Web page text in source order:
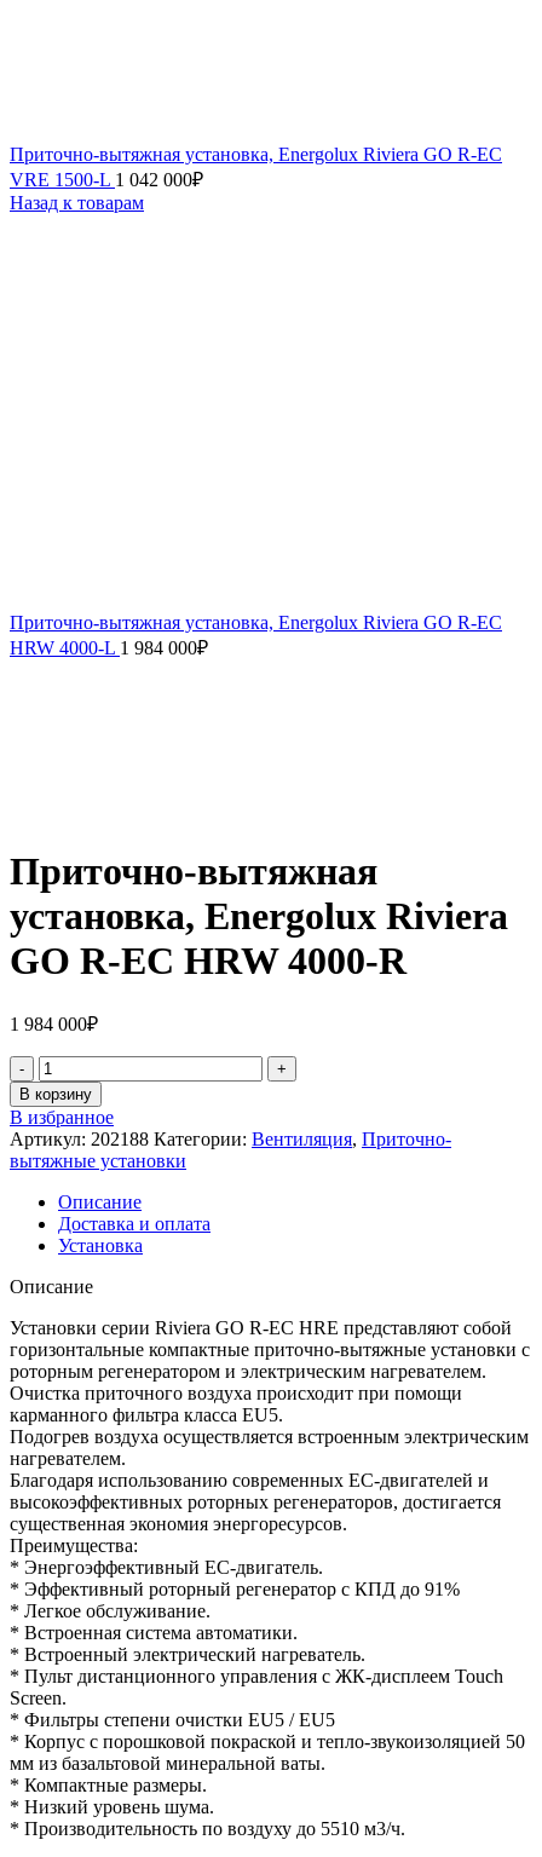
Приточно-вытяжная установка, Energolux Riviera GO R-EC
VRE 1500-L 1 042 000₽
Назад к товарам
Приточно-вытяжная установка, Energolux Riviera GO R-EC
HRW 4000-L 1 984 000₽
Приточно-вытяжная
установка, Energolux Riviera
GO R-EC HRW 4000-R
1 984 000₽
В корзину
В избранное
Артикул: 202188 Категории: Вентиляция, Приточно-
вытяжные установки
Описание
Доставка и оплата
Установка
Описание
Установки серии Riviera GO R-EC HRE представляют собой
горизонтальные компактные приточно-вытяжные установки с
роторным регенератором и электрическим нагревателем.
Очистка приточного воздуха происходит при помощи
карманного фильтра класса EU5.
Подогрев воздуха осуществляется встроенным электрическим
нагревателем.
Благодаря использованию современных EC-двигателей и
высокоэффективных роторных регенераторов, достигается
существенная экономия энергоресурсов.
Преимущества:
* Энергоэффективный EC-двигатель.
* Эффективный роторный регенератор с КПД до 91%
* Легкое обслуживание.
* Встроенная система автоматики.
* Встроенный электрический нагреватель.
* Пульт дистанционного управления с ЖК-дисплеем Touch
Screen.
* Фильтры степени очистки EU5 / EU5
* Корпус с порошковой покраской и тепло-звукоизоляцией 50
мм из базальтовой минеральной ваты.
* Компактные размеры.
* Низкий уровень шума.
* Производительность по воздуху до 5510 м3/ч.